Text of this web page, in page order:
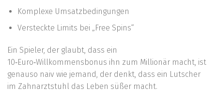
Komplexe Umsatzbedingungen
Versteckte Limits bei „Free Spins“
Ein Spieler, der glaubt, dass ein
10‑Euro‑Willkommensbonus ihn zum Millionär macht, ist
genauso naiv wie jemand, der denkt, dass ein Lutscher
im Zahnarztstuhl das Leben süßer macht.